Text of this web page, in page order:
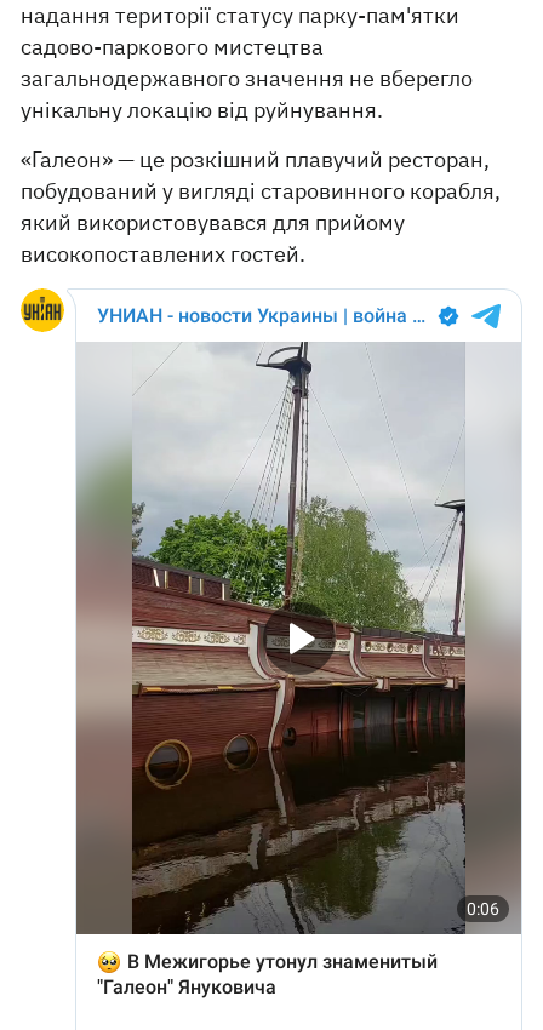
надання території статусу парку-пам'ятки
садово-паркового мистецтва
загальнодержавного значення не вберегло
унікальну локацію від руйнування.
«Галеон» — це розкішний плавучий ресторан,
побудований у вигляді старовинного корабля,
який використовувався для прийому
високопоставлених гостей.